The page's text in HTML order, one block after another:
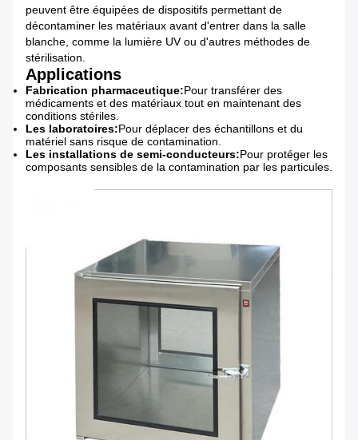
peuvent être équipées de dispositifs permettant de
décontaminer les matériaux avant d'entrer dans la salle
blanche, comme la lumière UV ou d'autres méthodes de
stérilisation.
Applications
Fabrication pharmaceutique:Pour transférer des
médicaments et des matériaux tout en maintenant des
conditions stériles.
Les laboratoires:Pour déplacer des échantillons et du
matériel sans risque de contamination.
Les installations de semi-conducteurs:Pour protéger les
composants sensibles de la contamination par les particules.